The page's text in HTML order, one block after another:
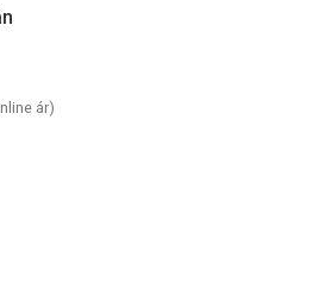
ár)